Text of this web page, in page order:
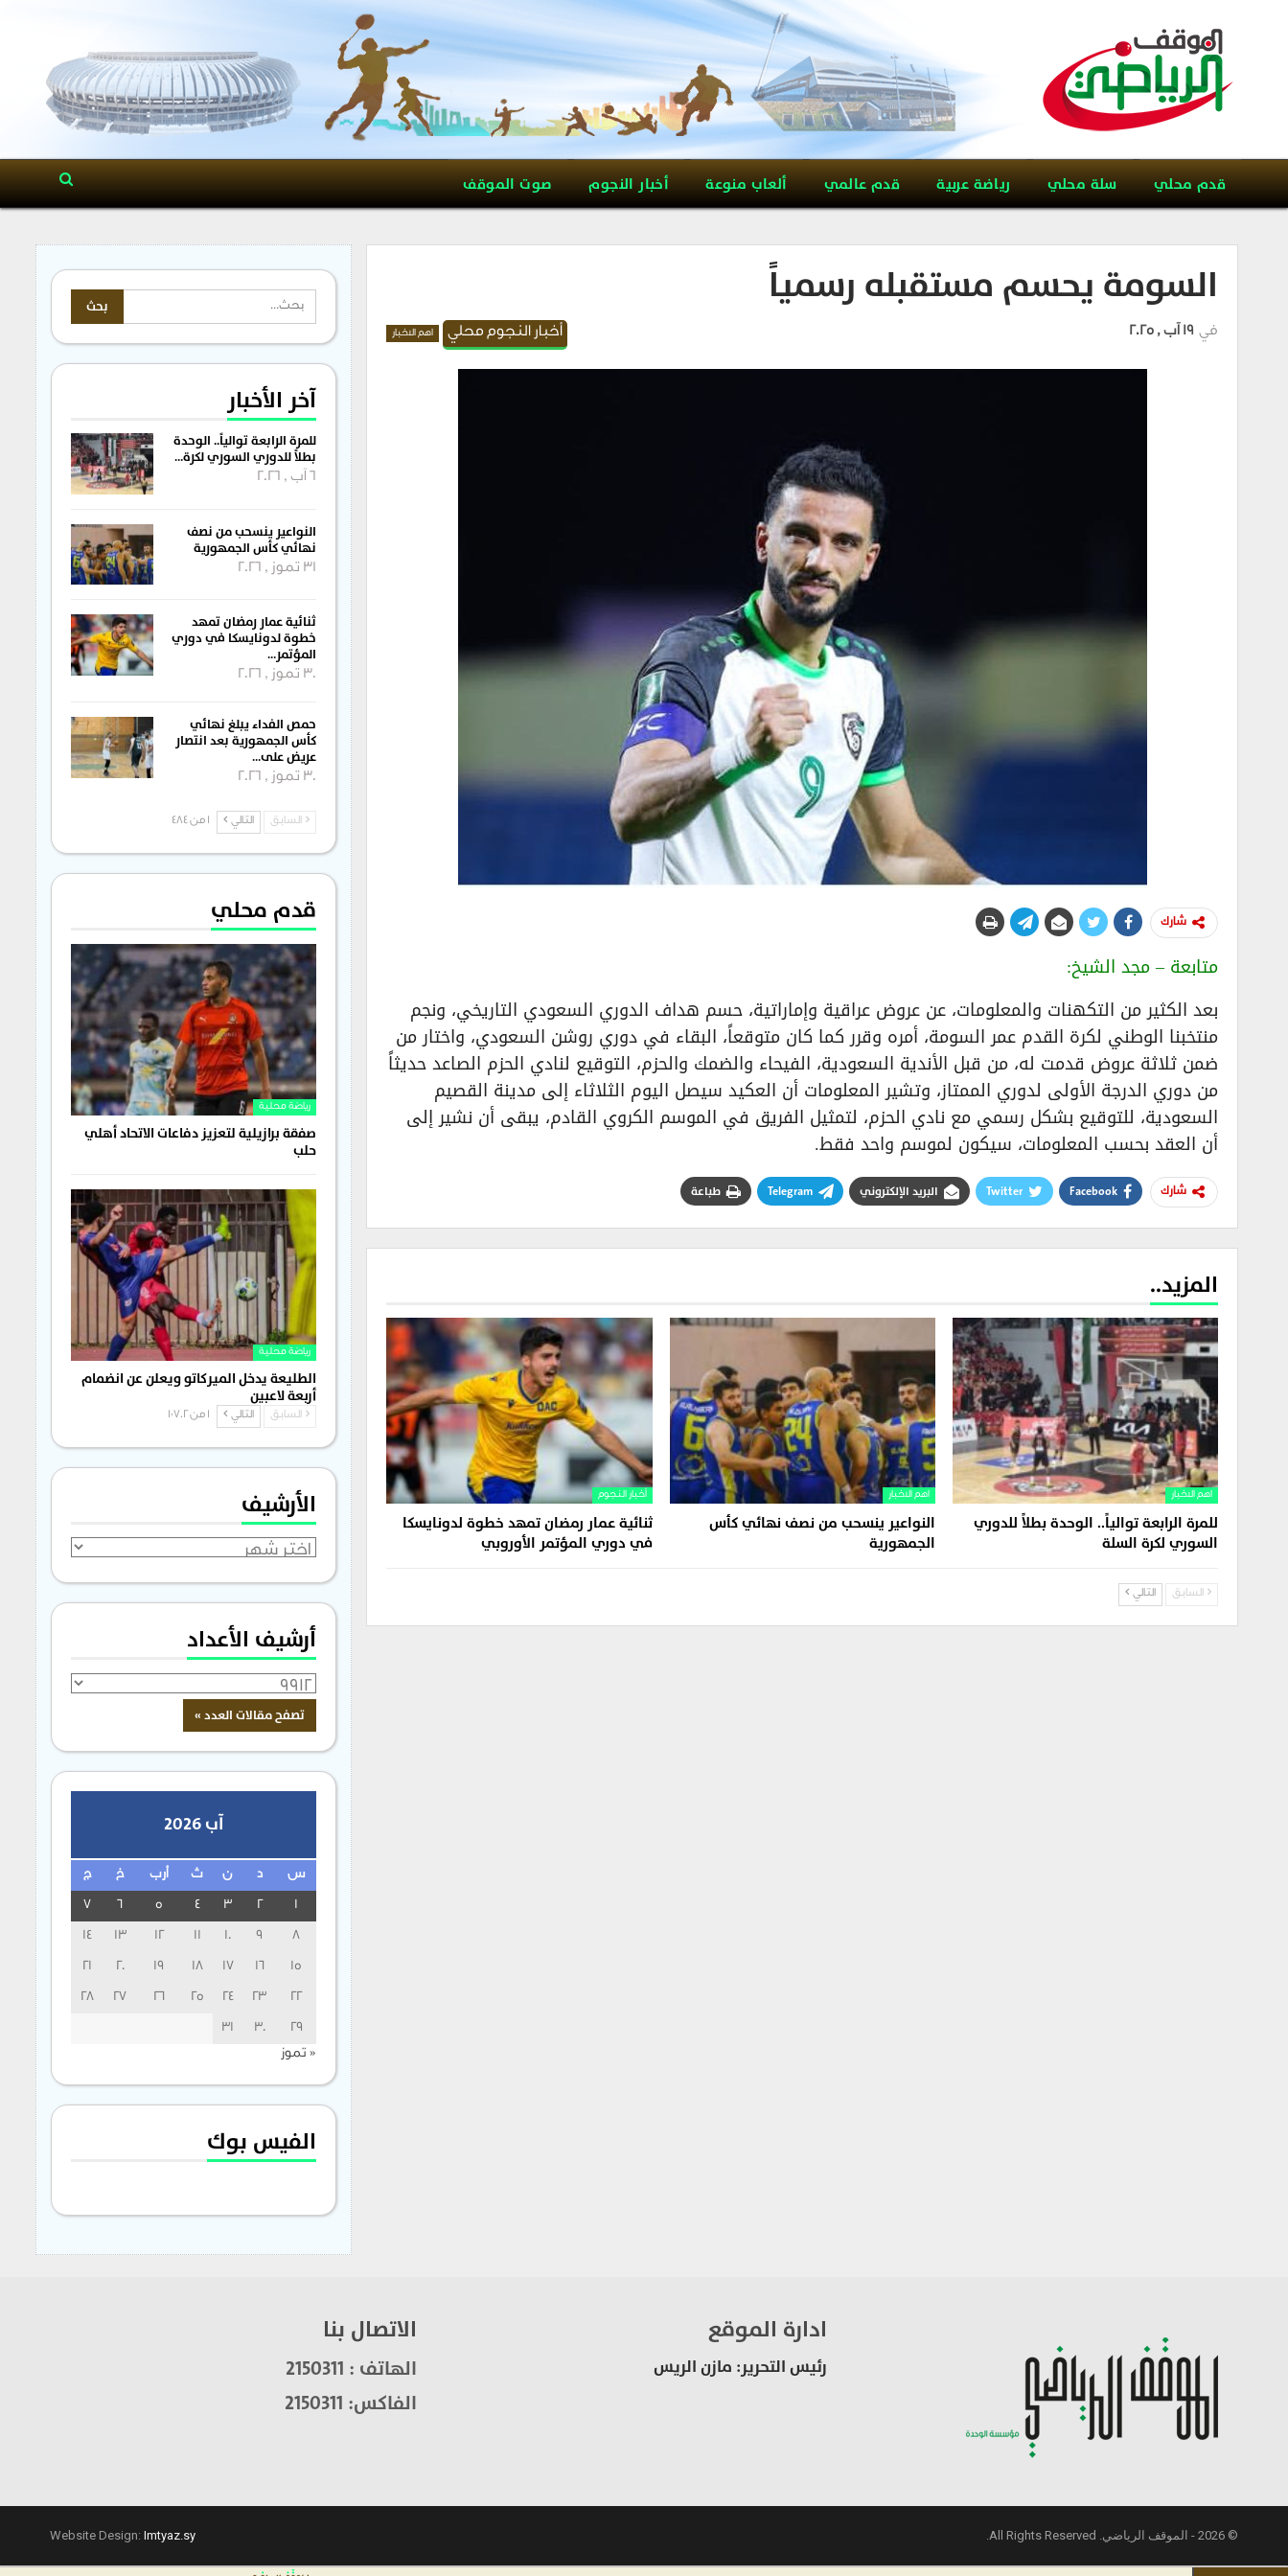
قدم محلي سلة محلي رياضة عربية قدم عالمي ألعاب منوعة أخبار النجوم صوت الموقف
السومة يحسم مستقبله رسمياً
أخبار النجوم محلي اهم الاخبار في 19 آب , 2025
شارك
متابعة – مجد الشيخ:
بعد الكثير من التكهنات والمعلومات، عن عروض عراقية وإماراتية، حسم هداف الدوري السعودي التاريخي، ونجم
منتخبنا الوطني لكرة القدم عمر السومة، أمره وقرر كما كان متوقعاً، البقاء في دوري روشن السعودي، واختار من
ضمن ثلاثة عروض قدمت له، من قبل الأندية السعودية، الفيحاء والضمك والحزم، التوقيع لنادي الحزم الصاعد حديثاً
من دوري الدرجة الأولى لدوري الممتاز، وتشير المعلومات أن العكيد سيصل اليوم الثلاثاء إلى مدينة القصيم
السعودية، للتوقيع بشكل رسمي مع نادي الحزم، لتمثيل الفريق في الموسم الكروي القادم، يبقى أن نشير إلى
أن العقد بحسب المعلومات، سيكون لموسم واحد فقط.
شارك Facebook
Twitter البريد الإلكتروني Telegram طباعة
المزيد..
اهم الاخبار
للمرة الرابعة توالياً.. الوحدة بطلاً للدوري
السوري لكرة السلة
اهم الاخبار
النواعير ينسحب من نصف نهائي كأس
الجمهورية
أخبار النجوم
ثنائية عمار رمضان تمهد خطوة لدونايسكا
في دوري المؤتمر الأوروبي
السابق التالي
آخر الأخبار
للمرة الرابعة توالياً.. الوحدة
بطلاً للدوري السوري لكرة…
6 آب , 2026
النواعير ينسحب من نصف
نهائي كأس الجمهورية
31 تموز , 2026
ثنائية عمار رمضان تمهد
خطوة لدونايسكا في دوري
المؤتمر…
30 تموز , 2026
حمص الفداء يبلغ نهائي
كأس الجمهورية بعد انتصار
عريض على…
30 تموز , 2026
السابق التالي 1 من 484
قدم محلي
رياضة محلية
صفقة برازيلية لتعزيز دفاعات الاتحاد أهلي
حلب
رياضة محلية
الطليعة يدخل الميركاتو ويعلن عن انضمام
أربعة لاعبين
السابق التالي 1 من 1٬702
الأرشيف
الأرشيف
أرشيف الأعداد
آب 2026
س د ن ث أرب خ ج
1
2
3
4
5
6
7
8
9
10
11
12
13
14
15
16
17
18
19
20
21
22
23
24
25
26
27
28
29
30
31
« تموز
الفيس بوك
ادارة الموقع
رئيس التحرير: مازن الريس
الاتصال بنا
الهاتف : 2150311
الفاكس: 2150311
© 2026 - الموقف الرياضي. All Rights Reserved. Website Design: Imtyaz.sy